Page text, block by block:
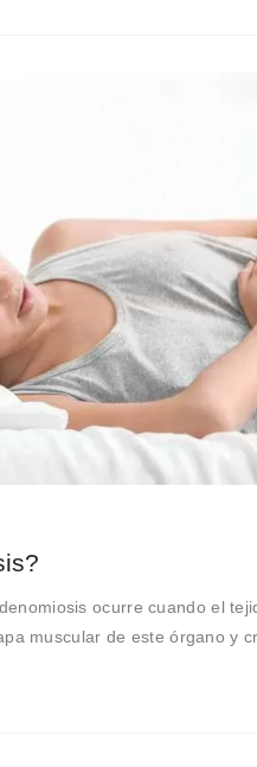
ocurre cuando el
muscular de este órgano y